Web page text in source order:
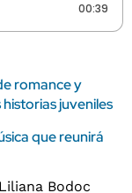
00:39
romance y
juveniles
que reunirá